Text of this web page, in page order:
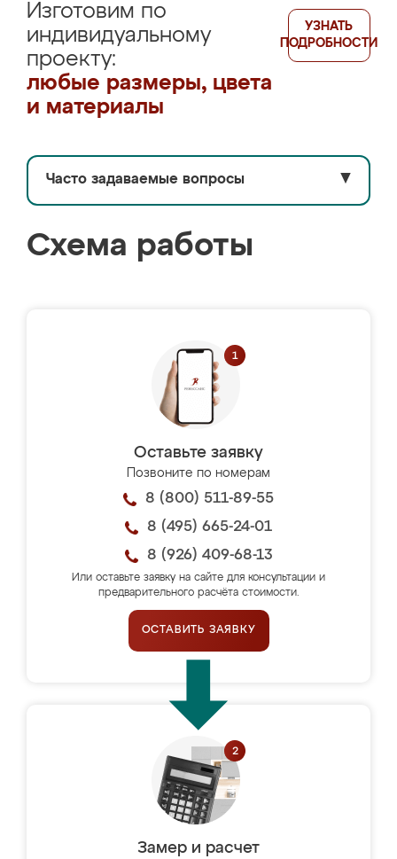
Изготовим по
индивидуальному
проекту:
любые размеры, цвета
и материалы
УЗНАТЬ
ПОДРОБНОСТИ
Часто задаваемые вопросы ▼
Схема работы
Оставьте заявку
Позвоните по номерам
8 (800) 511-89-55
8 (495) 665-24-01
8 (926) 409-68-13
Или оставьте заявку на сайте для консультации и
предварительного расчёта стоимости.
ОСТАВИТЬ ЗАЯВКУ
Замер и расчет